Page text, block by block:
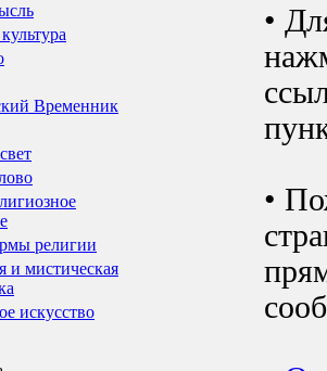
Временник
религии
и мистическая
искусство
•
•